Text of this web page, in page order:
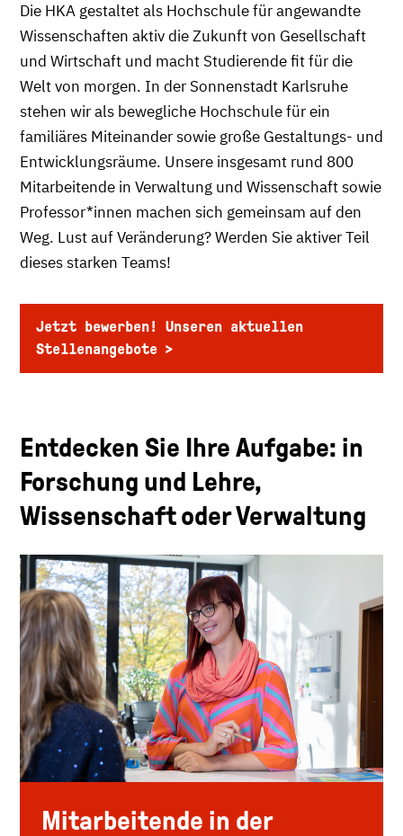
Die HKA gestaltet als Hochschule für angewandte
Wissenschaften aktiv die Zukunft von Gesellschaft
und Wirtschaft und macht Studierende fit für die
Welt von morgen. In der Sonnenstadt Karlsruhe
stehen wir als bewegliche Hochschule für ein
familiäres Miteinander sowie große Gestaltungs- und
Entwicklungsräume. Unsere insgesamt rund 800
Mitarbeitende in Verwaltung und Wissenschaft sowie
Professor*innen machen sich gemeinsam auf den
Weg. Lust auf Veränderung? Werden Sie aktiver Teil
dieses starken Teams!
Jetzt bewerben! Unseren aktuellen
Stellenangebote
Entdecken Sie Ihre Aufgabe: in
Forschung und Lehre,
Wissenschaft oder Verwaltung
Mitarbeitende in der